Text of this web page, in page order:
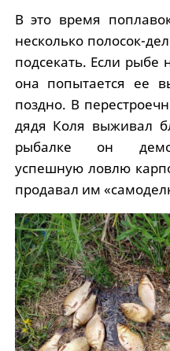
В это время
несколько полосок-
подсекать. Если рыбе
она попытается ее
поздно. В
дядя Коля выживал
рыбалке он
успешную ловлю
продавал им